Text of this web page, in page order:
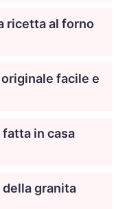
ricetta al forno
facile e
in casa
granita